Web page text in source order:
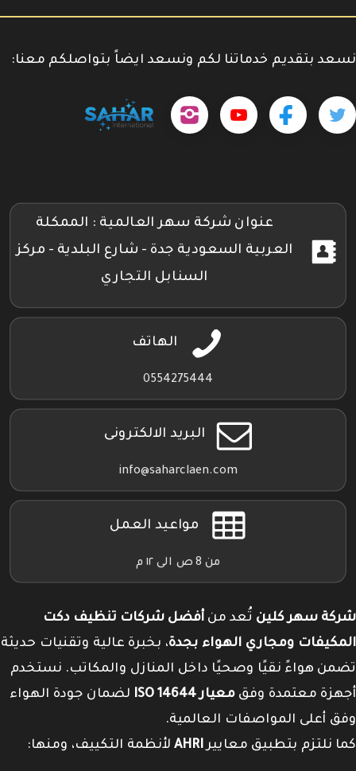
نسعد بتقديم خدماتنا لكم ونسعد ايضاً بتواصلكم معنا:
تابعنا تابعنا www.youtube.com/@sahar4046
تابعنا
بلاي
عنوان شركة سهر العالمية : الممكلة
العربية السعودية جدة - شارع البلدية - مركز
السنابل التجاري
الهاتف
0554275444
البريد الالكترونى
info@saharclaen.com
مواعيد العمل
من 8 ص الى ١٢ م
شركة سهر كلين تُعد من أفضل شركات تنظيف دكت
المكيفات ومجاري الهواء بجدة، بخبرة عالية وتقنيات حديثة
تضمن هواءً نقيًا وصحيًا داخل المنازل والمكاتب. نستخدم
أجهزة معتمدة وفق معيار ISO 14644
لضمان جودة الهواء
وفق أعلى المواصفات العالمية.
كما نلتزم بتطبيق معاييرAHRI لأنظمة التكييف، ومنها: